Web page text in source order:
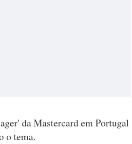
da Mastercard em Portugal
o tema.